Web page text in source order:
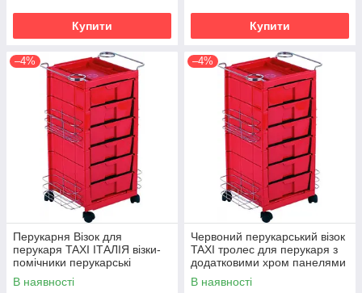
Купити Купити
–4%
Перукарня Візок для
перукаря TAXI ІТАЛІЯ візки-
помічники перукарські
червоного кольору
В наявності
–4%
Червоний перукарський візок
TAXI тролес для перукаря з
додатковими хром панелями
на колесах
В наявності